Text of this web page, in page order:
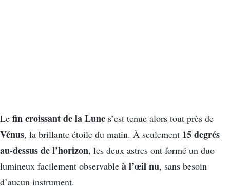
Le fin croissant de la Lune s’est tenue alors tout près de
Vénus, la brillante étoile du matin. À seulement 15 degrés
au-dessus de l’horizon, les deux astres ont formé un duo
lumineux facilement observable à l’œil nu, sans besoin
d’aucun instrument.